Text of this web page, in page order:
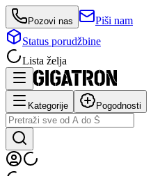
Pozovi nas
Piši nam
Status porudžbine
Lista želja
Kategorije Pogodnosti